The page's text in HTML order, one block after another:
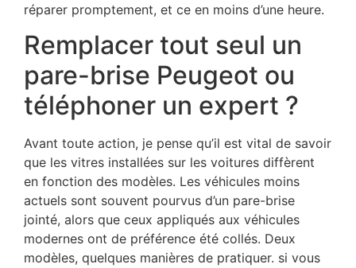
réparer promptement, et ce en moins d’une heure.
Remplacer tout seul un
pare-brise Peugeot ou
téléphoner un expert ?
Avant toute action, je pense qu’il est vital de savoir
que les vitres installées sur les voitures diffèrent
en fonction des modèles. Les véhicules moins
actuels sont souvent pourvus d’un pare-brise
jointé, alors que ceux appliqués aux véhicules
modernes ont de préférence été collés. Deux
modèles, quelques manières de pratiquer. si vous